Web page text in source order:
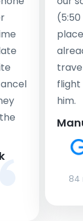
flight
him.
84